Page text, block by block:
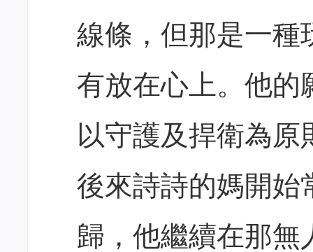
線條，但那是一種
有放在心上。他的
以守護及捍衛為原
後來詩詩的媽開始
歸，他繼續在那無